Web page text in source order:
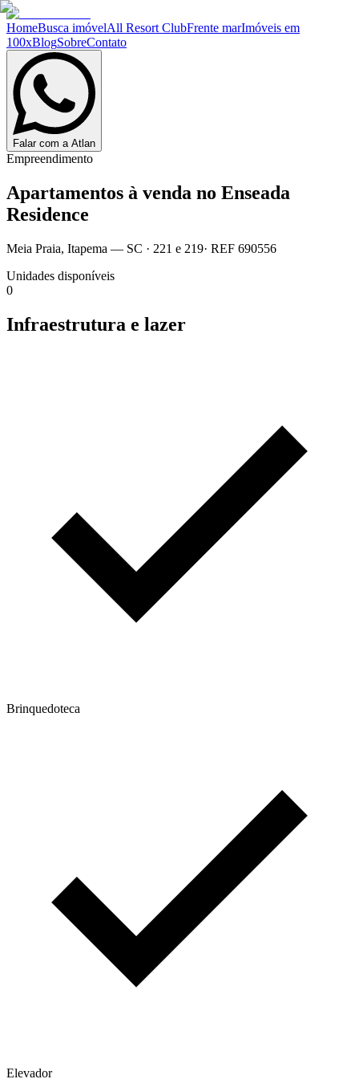
HomeBusca imóvelAll Resort ClubFrente marImóveis em
100xBlogSobreContato
Falar com a Atlan
Empreendimento
Apartamentos à venda no Enseada
Residence
Meia Praia, Itapema — SC · 221 e 219· REF 690556
Unidades disponíveis
0
Infraestrutura e lazer
Brinquedoteca
Elevador